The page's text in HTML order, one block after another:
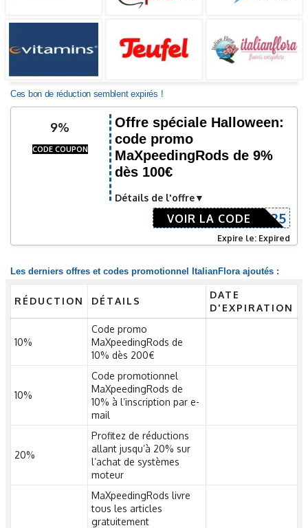
Ces bon de réduction semblent expirés !
9%
CODE COUPON
Offre spéciale Halloween:
code promo
MaXpeedingRods de 9%
dès 100€
Détails de l'offre
HLW25
VOIR LA CODE
Expire le: Expired
Les derniers offres et codes promotionnel ItalianFlora ajoutés :
RÉDUCTION DÉTAILS
DATE
D'EXPIRATION
10%
Code promo
MaXpeedingRods de
10% dès 200€
10%
Code promotionnel
MaXpeedingRods de
10% à l’inscription par e-
mail
20%
Profitez de réductions
allant jusqu’à 20% sur
l’achat de systèmes
moteur
MaXpeedingRods livre
tous les articles
gratuitement